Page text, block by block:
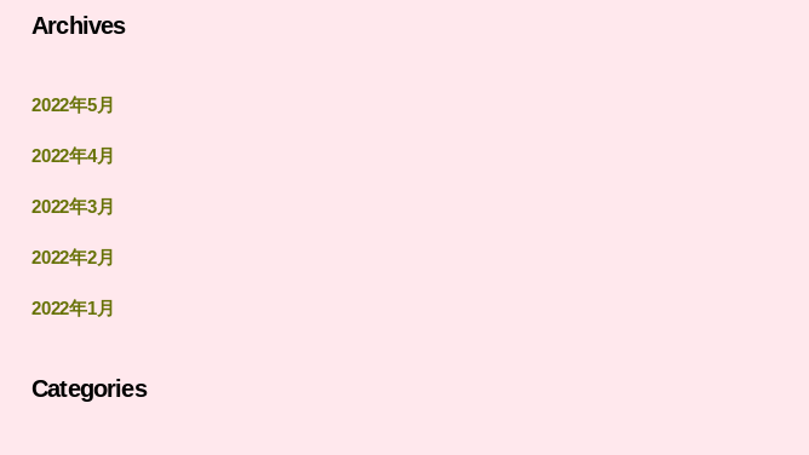
Archives
2022年5月
2022年4月
2022年3月
2022年2月
2022年1月
Categories